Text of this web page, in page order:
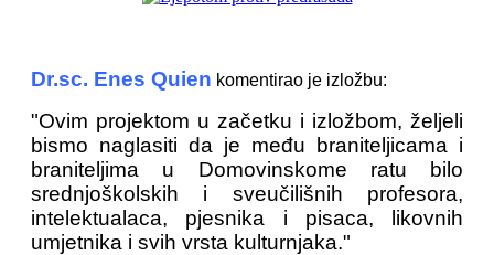
Dr.sc. Enes Quien komentirao je izložbu:
"Ovim projektom u začetku i izložbom, željeli
bismo naglasiti da je među braniteljicama i
braniteljima u Domovinskome ratu bilo
srednjoškolskih i sveučilišnih profesora,
intelektualaca, pjesnika i pisaca, likovnih
umjetnika i svih vrsta kulturnjaka."